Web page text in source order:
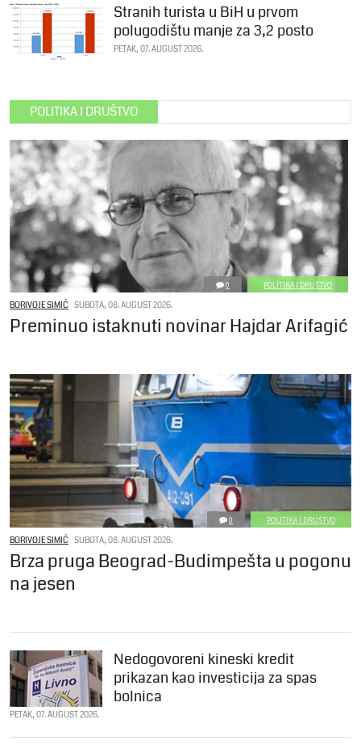
Stranih turista u BiH u prvom
polugodištu manje za 3,2 posto
PETAK, 07. AUGUST 2026.
POLITIKA I DRUŠTVO
0 POLITIKA I DRUŠTVO
BORIVOJE SIMIĆ SUBOTA, 08. AUGUST 2026.
Preminuo istaknuti novinar Hajdar Arifagić
0 POLITIKA I DRUŠTVO
BORIVOJE SIMIĆ SUBOTA, 08. AUGUST 2026.
Brza pruga Beograd-Budimpešta u pogonu
na jesen
Nedogovoreni kineski kredit
prikazan kao investicija za spas
bolnica
PETAK, 07. AUGUST 2026.